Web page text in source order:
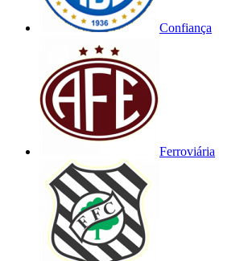
Confiança
Ferroviária